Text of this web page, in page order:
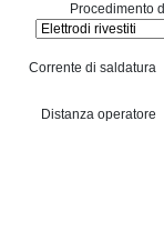
Procedimento
Corrente di saldatura
Distanza operatore